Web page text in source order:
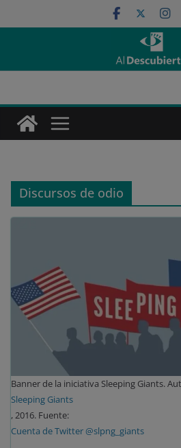
al
Discursos de odio
Banner de la iniciativa Sleeping Giants.
Sleeping Giants
, 2016. Fuente:
Cuenta de Twitter @slpng_giants